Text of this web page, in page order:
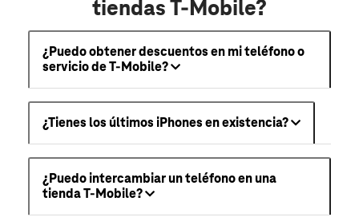
tiendas T-Mobile?
¿Puedo obtener descuentos en mi teléfono o
servicio de T-Mobile?
¿Tienes los últimos iPhones en existencia?
¿Puedo intercambiar un teléfono en una
tienda T-Mobile?